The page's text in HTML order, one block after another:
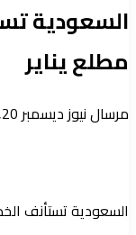
السعودية
مطلع يناير
مرسال نيوزأرسل
ديسمبر 20, 2024
السعودية تستأنف